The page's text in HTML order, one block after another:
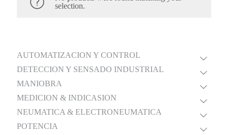
selection.
AUTOMATIZACION Y CONTROL
DETECCION Y SENSADO INDUSTRIAL
MANIOBRA
MEDICION & INDICASION
NEUMATICA & ELECTRONEUMATICA
POTENCIA